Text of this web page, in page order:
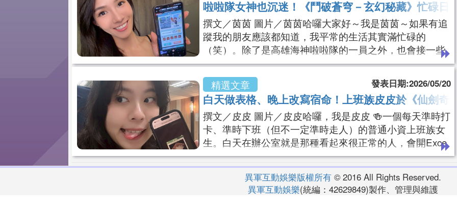
天上班找個讓自己放鬆的娛樂，《鬥破蒼穹－玄幻秘藏》
還滿值得試試看。小莉提供我目前在BMW經銷體系擔
啦啦隊女神也沉迷！《鬥破蒼穹－玄幻秘藏》忙碌日
撰文／茵茵 圖片／茵茵哈囉大家好～我是茵茵～如果有追
蹤我的朋友應該都知道，我平常的生活其實滿忙碌的
（笑）。除了是高雄海神啦啦隊的一員之外，也會接一些
平面拍攝、品牌合作和模特兒工作，所以常常不是在球場
應援，就是在攝影棚拍照的路上。工作看起來好像很光鮮
亮麗，但其實每天都在跟時間賽跑！有時候早上拍攝、下
午開會、晚上還要練舞，回到家最想做的事情就是癱在沙
發上抱著我的兩隻狗狗放空一下（笑）。說到狗狗，牠們
根
精選文章 發表日期:2026/05/20
白天做表格、晚上改寫宿命！上班族皮皮於《仙劍奇
撰文／皮皮 圖片／皮皮哈囉，我是皮皮 🍻一個每天準時打
卡、準時下班（但不一定準時走人）的普通小資上班族女
生。白天在辦公室就是那種看起來很正常的人，會開Exce
l、會回Email、會裝很忙，但其實腦袋常常在想晚餐要吃
什麼。我人生最大的樂趣其實很簡單：出國旅遊、吃美
食、打麻將、喝點小酒，還有偶爾下廚煮點自己想吃的東
西。我是一個很容易被「吃」跟「機票價格」控制的人。
異軍互動娛樂版權所有© 2016 All Rights Reserved.
異軍互動娛樂(統編：42629849)製作、管理與維護